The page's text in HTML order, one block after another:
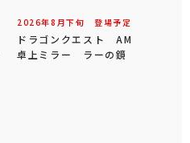
2026年8 月下旬 登場予定
ドラゴンクエスト AM
卓上ミラー ラーの鏡